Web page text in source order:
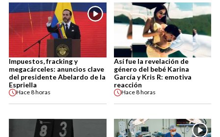
Impuestos, fracking y
megacárceles: anuncios clave
del presidente Abelardo de la
Espriella
Hace8 horas
Así fue la revelación de
género del bebé Karina
García y Kris R: emotiva
reacción
Hace8 horas